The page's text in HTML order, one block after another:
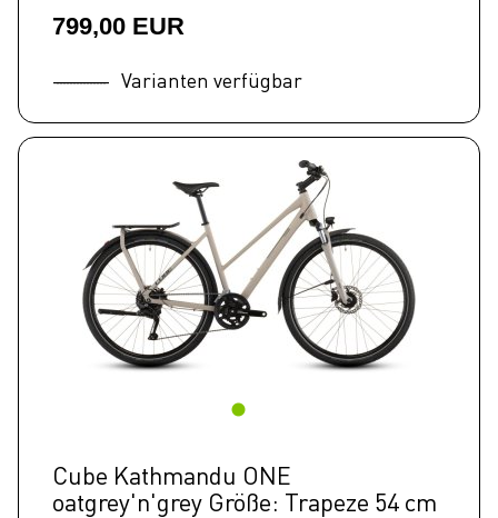
799,00 EUR
Varianten verfügbar
Cube Kathmandu ONE
oatgrey'n'grey Größe: Trapeze 54 cm